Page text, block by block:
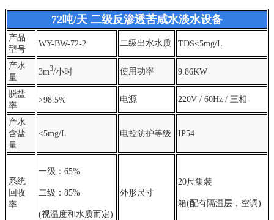
72吨/天 二级反渗透苦咸水淡水设备
产品
型号
WY-BW-72-2 二级出水水质 TDS<5mg/L
产水
量
3m3/小时 使用功率 9.86KW
脱盐
率
>98.5% 电源 220V / 60Hz / 三相
产水
含盐
量
<5mg/L 电控防护等级 IP54
系统
回收
率
一级：65%
二级：85%
(视温度和水质而定)
外形尺寸
20尺集装
箱(配有隔温层，空调)